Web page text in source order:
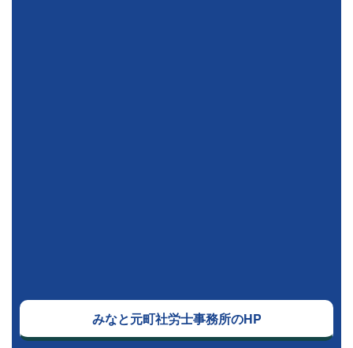
みなと元町社労士事務所のHP